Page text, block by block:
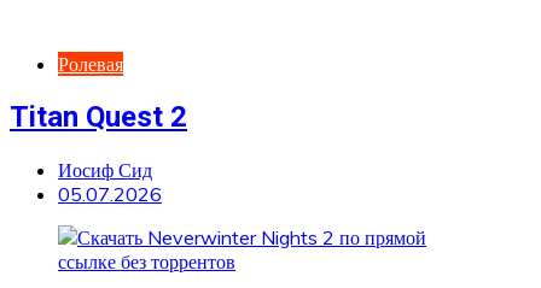
Ролевая
Titan Quest 2
Иосиф Сид
05.07.2026